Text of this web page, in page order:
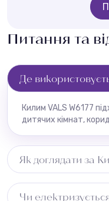
Питання та
Де
Килим VALS W6177
дитячих кімнат,
Як доглядати за
Чи